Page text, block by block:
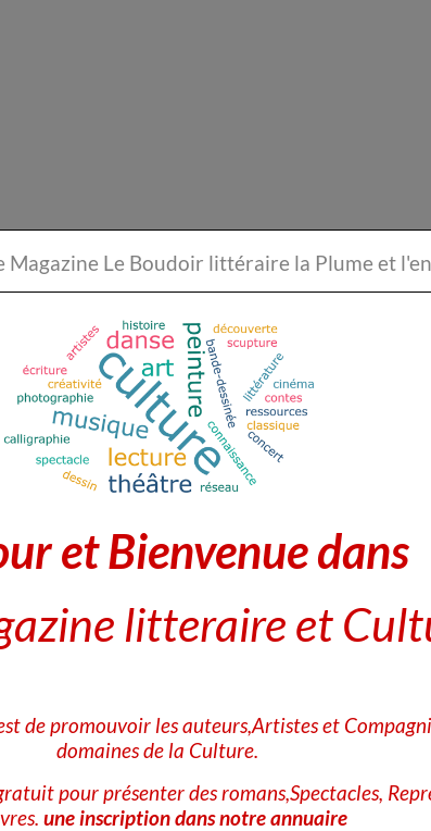
Le Magazine Le Boudoir
et Bienvenue dans
litteraire et
de promouvoir les auteurs,Artistes et
domaines de la Culture.
pour présenter des romans,Spectacles,
une inscription dans notre annuaire